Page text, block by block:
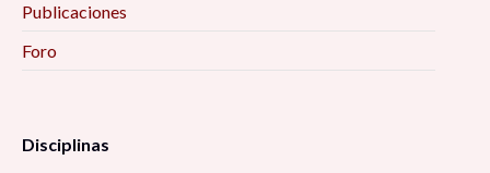
Encuentro Interinstitucional de Estudios
Etarios 10:00 am
ejercicio de derechos políticos y civiles 10:00 am
Publicaciones
Foro
Disciplinas